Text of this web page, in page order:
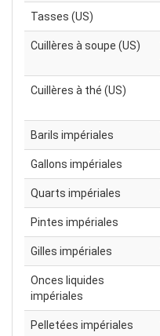
Tasses (US)
Cuillères à soupe (US)
Cuillères à thé (US)
Barils impériales
Gallons impériales
Quarts impériales
Pintes impériales
Gilles impériales
Onces liquides
impériales
Pelletées impériales